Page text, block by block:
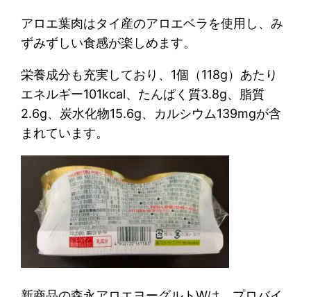
アロエ葉肉はタイ産のアロエベラを使用し、み
ずみずしい食感が楽しめます。
栄養成分も充実しており、1個（118g）あたり
エネルギー101kcal、たんぱく質3.8g、脂質
2.6g、炭水化物15.6g、カルシウム139mgが含
まれています。